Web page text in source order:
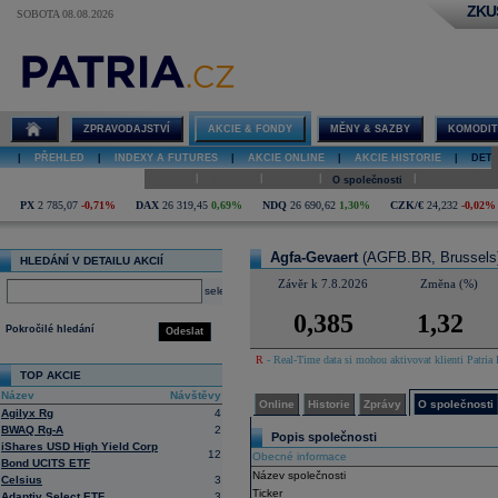
SOBOTA 08.08.2026
Agfa-Gevaert
ZPRAVODAJSTVÍ AKCIE & FONDY MĚNY & SAZBY
PŘEHLED INDEXY A FUTURES AKCIE ONLINE AKCIE HISTORIE
O společnosti
PX 2 785,07 -0,71% DAX 26 319,45 0,69% NDQ 26 690,62 1,30% CZK/€ 24,232 -0,02%
HLEDÁNÍ V DETAILU AKCIÍ
select
Odeslat
Pokročilé hledání
TOP AKCIE
Název
Návštěvy
Agilyx Rg
4
BWAQ Rg-A
2
iShares USD High Yield Corp
Bond UCITS ETF
12
Celsius
3
Agfa-Gevaert (AGFB.BR,
Závěr k 7.8.2026 Změna (%)
0,385 1,32
R - Real-Time data si mohou aktivovat klienti
Online Historie Zprávy O společnosti
Popis společnosti
Obecné informace
Název společnosti
Ticker